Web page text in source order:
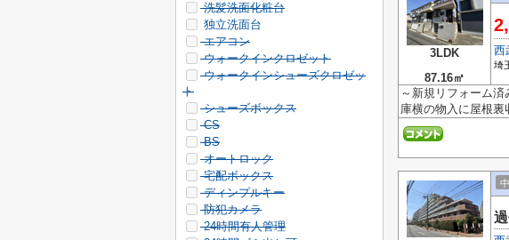
3LDK
87.16㎡
西
埼
～新規リフォーム
庫横の物入に屋根
洗髪洗面化粧台
独立洗面台
エアコン
ウォークインクロゼット
ウォークインシューズクロゼッ
ト
シューズボックス
CS
BS
オートロック
宅配ボックス
ディンプルキー
防犯カメラ
24時間有人管理